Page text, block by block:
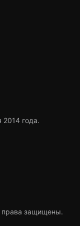
года.
права защищены.